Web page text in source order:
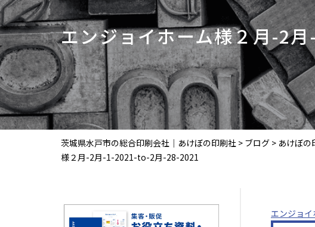
エンジョイホーム様２月-2
茨城県水戸市の総合印刷会社｜あけぼの印刷社 > ブログ > あけぼの
様２月-2月-1-2021-to-2月-28-2021
エンジョ